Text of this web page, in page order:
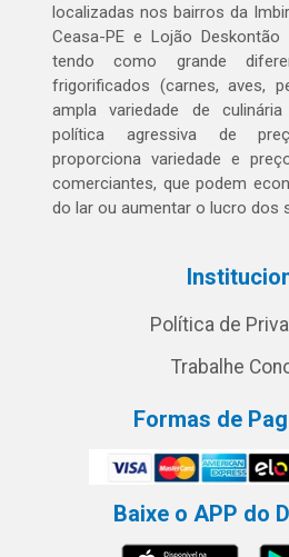
localizadas nos bairros da
Ceasa-PE e Lojão Deskontão
tendo como grande
frigorificados (carnes, aves,
ampla variedade de
política agressiva de
proporciona variedade e
comerciantes, que podem
do lar ou aumentar o lucro dos
Política de
Trabalhe
Formas de
Baixe o APP do